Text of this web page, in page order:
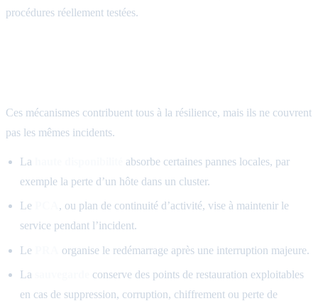
procédures réellement testées.
Ces mécanismes contribuent tous à la résilience, mais ils ne couvrent
pas les mêmes incidents.
La
absorbe certaines pannes locales, par
exemple la perte d’un hôte dans un cluster.
Le
, ou plan de continuité d’activité, vise à maintenir le
service pendant l’incident.
Le organise le redémarrage après une interruption majeure.
La
conserve des points de restauration exploitables
en cas de suppression, corruption, chiffrement ou perte de